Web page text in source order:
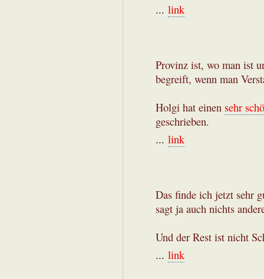
... link
Provinz ist, wo man ist
begreift, wenn man
Holgi hat einen sehr
geschrieben.
... link
Das finde ich jetzt sehr
sagt ja auch nichts
Und der Rest ist nicht
... link